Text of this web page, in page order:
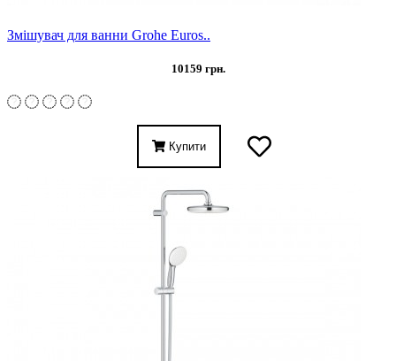
Змішувач для ванни Grohe Euros..
10159 грн.
Купити